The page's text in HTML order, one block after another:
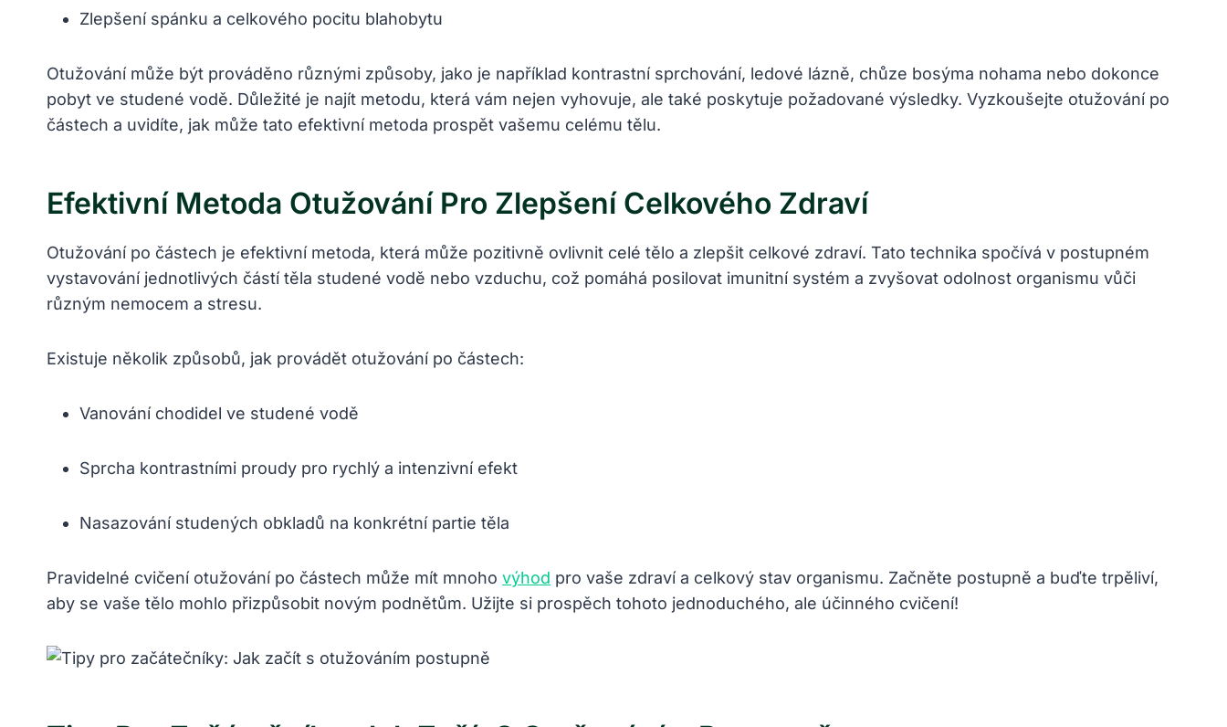
Zlepšení ‍spánku a celkového⁢ pocitu blahobytu
Otužování může ‌být prováděno různými způsoby, jako je‌ například kontrastní sprchování, ledové lázně, chůze ⁤bosýma nohama nebo dokonce
pobyt ve ⁤studené vodě. Důležité je⁣ najít​ metodu, ‌která vám ‌nejen vyhovuje, ‍ale ⁣také⁣ poskytuje požadované výsledky. ⁤Vyzkoušejte otužování po⁤
částech a⁢ uvidíte, jak může ⁢tato ⁤efektivní metoda prospět ⁣vašemu ‍celému ⁤tělu.
Efektivní ​metoda Otužování Pro Zlepšení Celkového Zdraví
Otužování po částech je efektivní ‍metoda, ⁤která může pozitivně ovlivnit celé tělo‌ a zlepšit celkové zdraví. Tato technika ⁣spočívá v postupném
vystavování jednotlivých částí těla studené‌ vodě nebo ‍vzduchu, ‍což ‌pomáhá ‌posilovat imunitní systém a zvyšovat odolnost organismu vůči
různým nemocem⁣ a ‍stresu.
Existuje několik způsobů, jak provádět otužování po částech:
Vanování⁢ chodidel⁣ ve studené vodě
Sprcha kontrastními ⁣proudy pro rychlý a​ intenzivní efekt
Nasazování studených ⁤obkladů⁣ na⁤ konkrétní partie těla
Pravidelné cvičení otužování po částech ⁤může⁢ mít mnoho⁤ výhod pro‌ vaše zdraví a celkový stav ‌organismu. Začněte⁣ postupně a ​buďte trpěliví,
aby se ⁢vaše tělo ‍mohlo přizpůsobit novým podnětům. Užijte si ‌prospěch​ tohoto jednoduchého, ale účinného ​cvičení!